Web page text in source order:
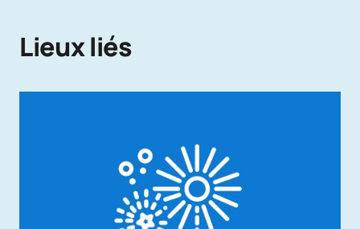
Lieux liés